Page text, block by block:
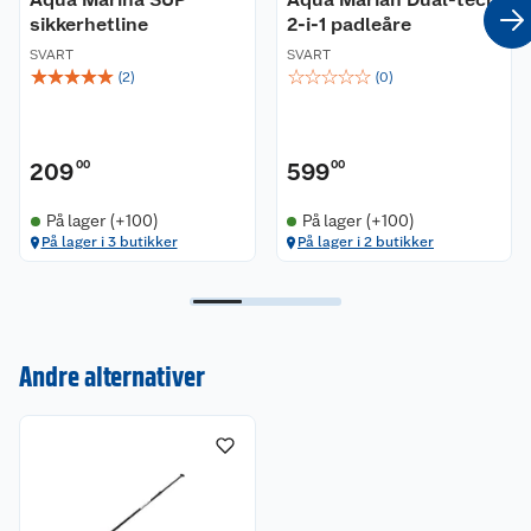
sikkerhetline
SVART
☆☆☆☆☆ (2)
20900
På lager (+100)
På lager i 3 butikker
2-i-1 padleåre
SVART
☆☆☆☆☆ (0)
59900
På lager (+100)
På lager i 2 butikker
Andre alternativer
Våre butikker
Kundeservice
Reklamasjon og garanti
Ofte stilte spørsmål